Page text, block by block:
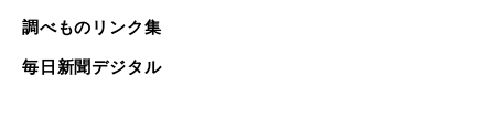
調べものリンク集
毎日新聞デジタル